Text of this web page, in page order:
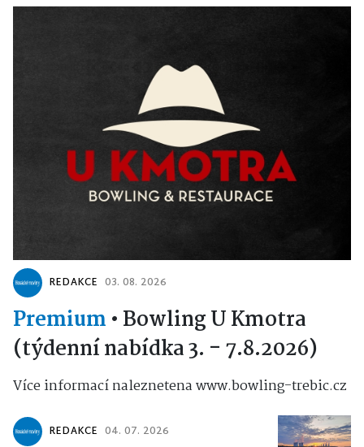
REDAKCE 03. 08. 2026
Premium • Bowling U Kmotra
(týdenní nabídka 3. - 7.8.2026)
Více informací naleznetena www.bowling-trebic.cz
REDAKCE 04. 07. 2026